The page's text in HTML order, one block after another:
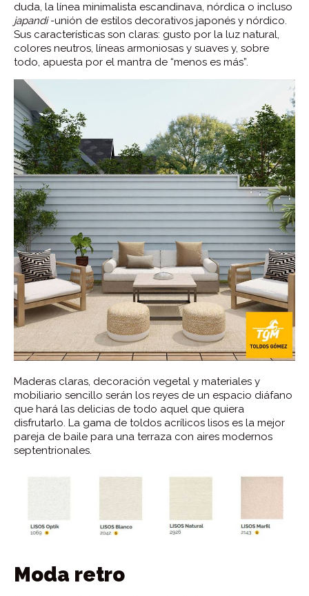
duda, la línea minimalista escandinava, nórdica o incluso
japandi-unión de estilos decorativos japonés y nórdico.
Sus características son claras: gusto por la luz natural,
colores neutros, líneas armoniosas y suaves y, sobre
todo, apuesta por el mantra de “menos es más”.
Maderas claras, decoración vegetal y materiales y
mobiliario sencillo serán los reyes de un espacio diáfano
que hará las delicias de todo aquel que quiera
disfrutarlo. La gama de toldos acrílicos lisos es la mejor
pareja de baile para una terraza con aires modernos
septentrionales.
Moda retro